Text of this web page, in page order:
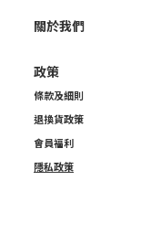
關於我們
政策
條款及細則
退換貨政策
會員福利
隱私政策